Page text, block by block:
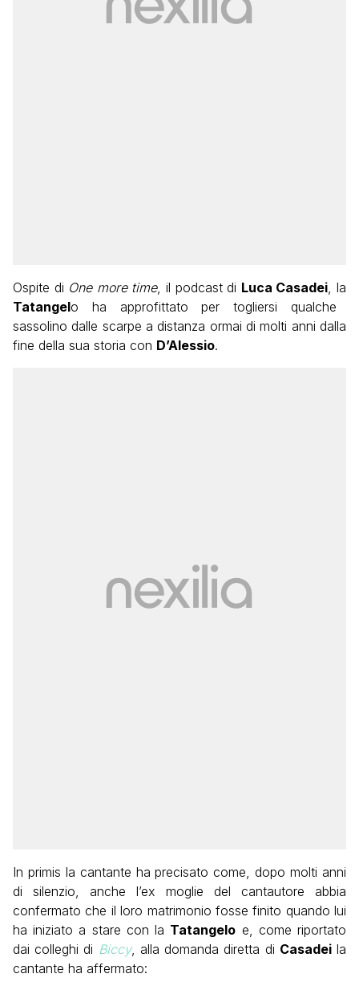
Ospite di One more time, il podcast di Luca Casadei , la
Tatangelo ha approfittato per togliersi qualche
sassolino dalle scarpe a distanza ormai di molti anni dalla
fine della sua storia con D’Alessio.
In primis la cantante ha precisato come, dopo molti anni
di silenzio, anche l’ex moglie del cantautore abbia
confermato che il loro matrimonio fosse finito quando lui
ha iniziato a stare con la Tatangelo e, come riportato
dai colleghi di Biccy, alla domanda diretta di Casadeila
cantante ha affermato: